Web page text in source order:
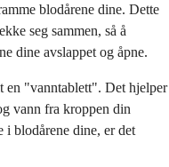
blodårene dine. Dette
seg sammen, så å
dine avslappet og åpne.
"vanntablett". Det hjelper
vann fra kroppen din
blodårene dine, er det